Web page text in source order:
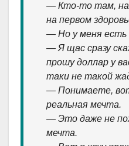
— Кто-то там, на
на первом
— Но у меня есть
— Я щас сразу
прошу доллар у
таки не такой
— Понимаете,
реальная мечта.
— Это даже не
мечта.